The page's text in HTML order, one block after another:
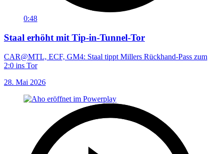
0:48
Staal erhöht mit Tip-in-Tunnel-Tor
CAR@MTL, ECF, GM4: Staal tippt Millers Rückhand-Pass zum
2:0 ins Tor
28. Mai 2026